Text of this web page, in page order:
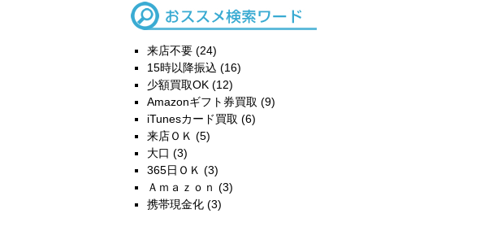
来店不要 (24)
15時以降振込 (16)
少額買取OK (12)
Amazonギフト券買取 (9)
iTunesカード買取 (6)
来店ＯＫ (5)
大口 (3)
365日ＯＫ (3)
Ａｍａｚｏｎ (3)
携帯現金化 (3)